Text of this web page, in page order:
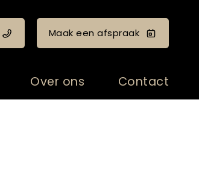
Maak een afspraak
Over ons Contact